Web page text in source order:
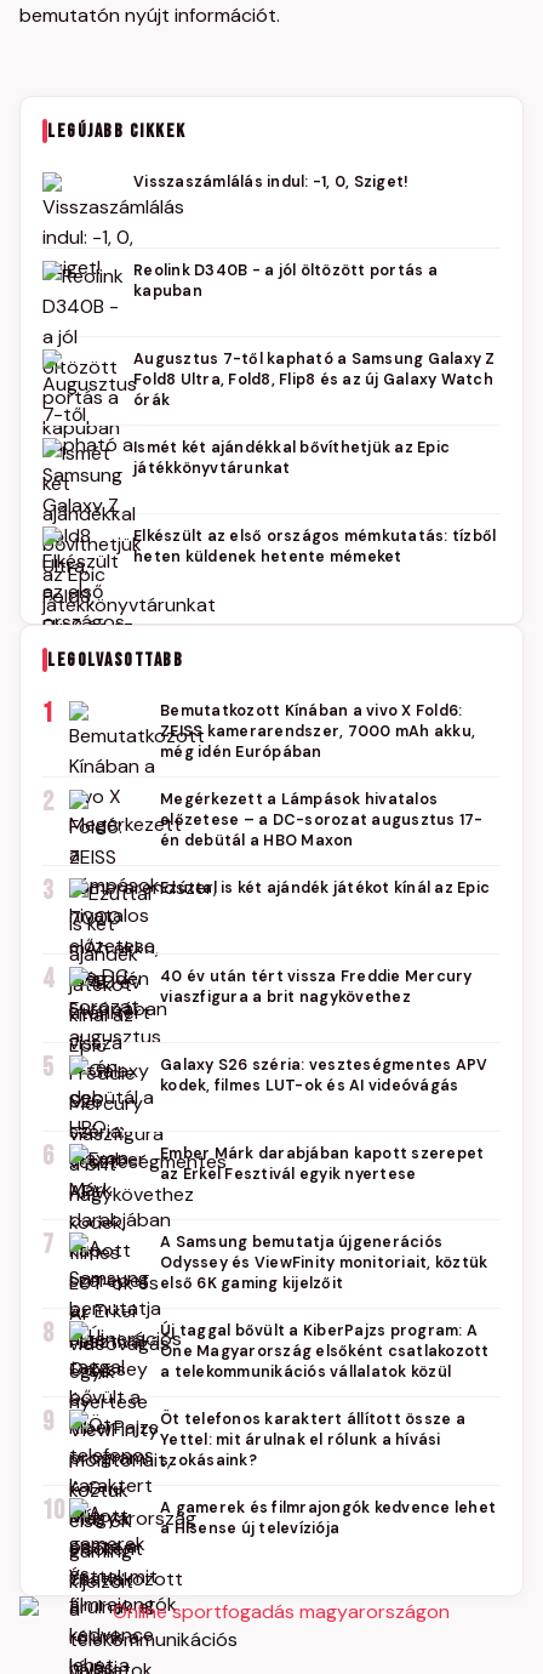
bemutatón nyújt információt.
LEGÚJABB CIKKEK
Visszaszámlálás indul: -1, 0, Sziget!
Reolink D340B - a jól öltözött portás a
kapuban
Augusztus 7-től kapható a Samsung Galaxy Z
Fold8 Ultra, Fold8, Flip8 és az új Galaxy Watch
órák
Ismét két ajándékkal bővíthetjük az Epic
játékkönyvtárunkat
Elkészült az első országos mémkutatás: tízből
heten küldenek hetente mémeket
LEGOLVASOTTABB
1
Bemutatkozott Kínában a vivo X Fold6:
ZEISS kamerarendszer, 7000 mAh akku,
még idén Európában
2
Megérkezett a Lámpások hivatalos
előzetese – a DC-sorozat augusztus 17-
én debütál a HBO Maxon
3 Ezúttal is két ajándék játékot kínál az Epic
4
40 év után tért vissza Freddie Mercury
viaszfigura a brit nagykövethez
5
Galaxy S26 széria: veszteségmentes APV
kodek, filmes LUT-ok és AI videóvágás
6
Ember Márk darabjában kapott szerepet
az Erkel Fesztivál egyik nyertese
7
A Samsung bemutatja újgenerációs
Odyssey és ViewFinity monitoriait, köztük
első 6K gaming kijelzőit
8
Új taggal bővült a KiberPajzs program: A
One Magyarország elsőként csatlakozott
a telekommunikációs vállalatok közül
9
Öt telefonos karaktert állított össze a
Yettel: mit árulnak el rólunk a hívási
szokásaink?
10
A gamerek és filmrajongók kedvence lehet
a Hisense új televíziója